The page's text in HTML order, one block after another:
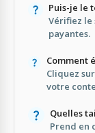
Puis-je le
Vérifiez le
payantes.
Comment
Cliquez
votre
Quelles
Prend en